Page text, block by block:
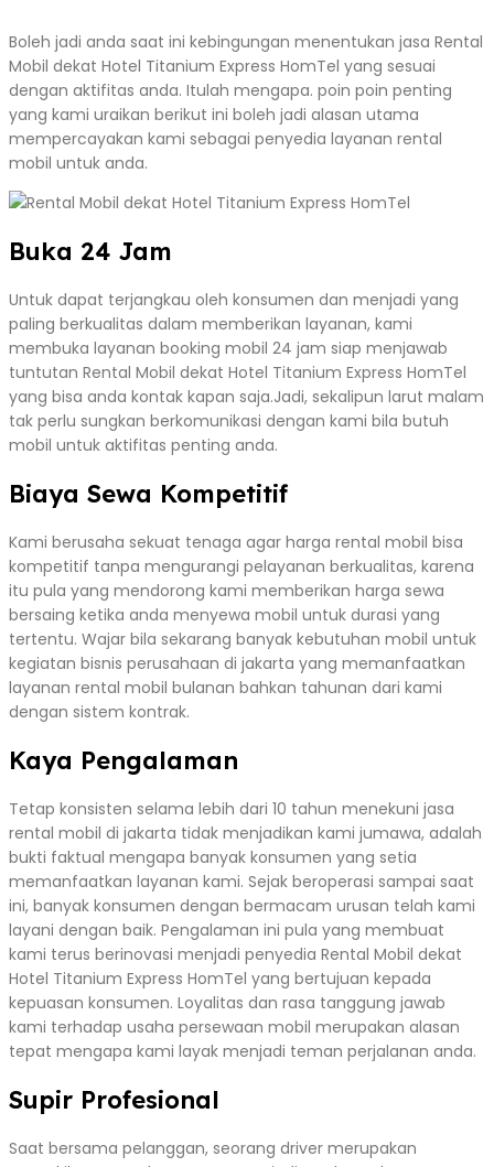
Boleh jadi anda saat ini kebingungan menentukan jasa Rental
Mobil dekat Hotel Titanium Express HomTel yang sesuai
dengan aktifitas anda. Itulah mengapa. poin poin penting
yang kami uraikan berikut ini boleh jadi alasan utama
mempercayakan kami sebagai penyedia layanan rental
mobil untuk anda.
Buka 24 Jam
Untuk dapat terjangkau oleh konsumen dan menjadi yang
paling berkualitas dalam memberikan layanan, kami
membuka layanan booking mobil 24 jam siap menjawab
tuntutan Rental Mobil dekat Hotel Titanium Express HomTel
yang bisa anda kontak kapan saja.Jadi, sekalipun larut malam
tak perlu sungkan berkomunikasi dengan kami bila butuh
mobil untuk aktifitas penting anda.
Biaya Sewa Kompetitif
Kami berusaha sekuat tenaga agar harga rental mobil bisa
kompetitif tanpa mengurangi pelayanan berkualitas, karena
itu pula yang mendorong kami memberikan harga sewa
bersaing ketika anda menyewa mobil untuk durasi yang
tertentu. Wajar bila sekarang banyak kebutuhan mobil untuk
kegiatan bisnis perusahaan di jakarta yang memanfaatkan
layanan rental mobil bulanan bahkan tahunan dari kami
dengan sistem kontrak.
Kaya Pengalaman
Tetap konsisten selama lebih dari 10 tahun menekuni jasa
rental mobil di jakarta tidak menjadikan kami jumawa, adalah
bukti faktual mengapa banyak konsumen yang setia
memanfaatkan layanan kami. Sejak beroperasi sampai saat
ini, banyak konsumen dengan bermacam urusan telah kami
layani dengan baik. Pengalaman ini pula yang membuat
kami terus berinovasi menjadi penyedia Rental Mobil dekat
Hotel Titanium Express HomTel yang bertujuan kepada
kepuasan konsumen. Loyalitas dan rasa tanggung jawab
kami terhadap usaha persewaan mobil merupakan alasan
tepat mengapa kami layak menjadi teman perjalanan anda.
Supir Profesional
Saat bersama pelanggan, seorang driver merupakan